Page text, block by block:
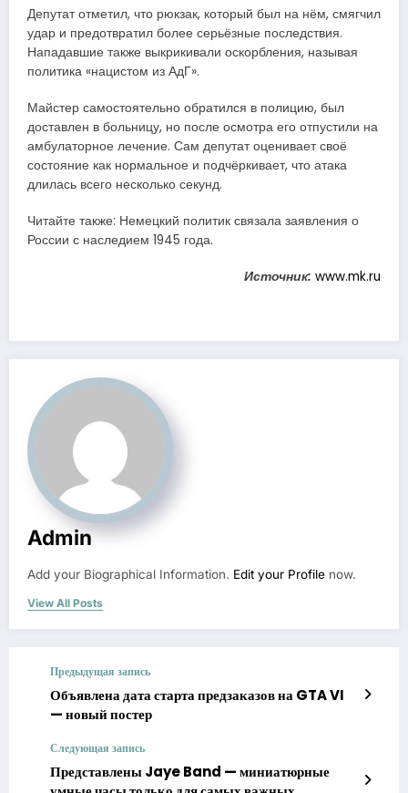
Депутат отметил, что рюкзак, который был на нём, смягчил
удар и предотвратил более серьёзные последствия.
Нападавшие также выкрикивали оскорбления, называя
политика «нацистом из АдГ».
Майстер самостоятельно обратился в полицию, был
доставлен в больницу, но после осмотра его отпустили на
амбулаторное лечение. Сам депутат оценивает своё
состояние как нормальное и подчёркивает, что атака
длилась всего несколько секунд.
Читайте также: Немецкий политик связала заявления о
России с наследием 1945 года.
Источник: www.mk.ru
Admin
Add your Biographical Information. Edit your Profile now.
View All Posts
Предыдущая запись
Объявлена дата старта предзаказов на GTA VI
— новый постер
Следующая запись
Представлены Jaye Band — миниатюрные